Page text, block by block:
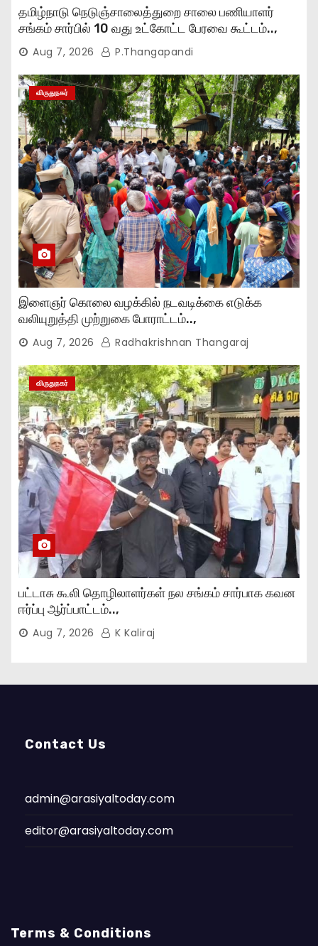
தமிழ்நாடு நெடுஞ்சாலைத்துறை சாலை பணியாளர்
சங்கம் சார்பில் 10 வது உட்கோட்ட பேரவை கூட்டம்..,
Aug 7, 2026 P.Thangapandi
விருதுநகர்
இளைஞர் கொலை வழக்கில் நடவடிக்கை எடுக்க
வலியுறுத்தி முற்றுகை போராட்டம்..,
Aug 7, 2026 Radhakrishnan Thangaraj
விருதுநகர்
பட்டாசு கூலி தொழிலாளர்கள் நல சங்கம் சார்பாக கவன
ஈர்ப்பு ஆர்ப்பாட்டம்..,
Aug 7, 2026 K Kaliraj
Contact Us
admin@arasiyaltoday.com
editor@arasiyaltoday.com
Terms & Conditions